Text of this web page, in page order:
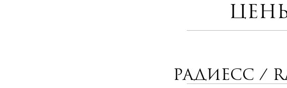
РАДИЕСС /